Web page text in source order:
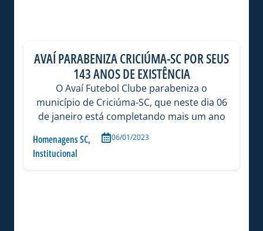
AVAÍ PARABENIZA CRICIÚMA-SC POR SEUS
143 ANOS DE EXISTÊNCIA
O Avaí Futebol Clube parabeniza o
município de Criciúma-SC, que neste dia 06
de janeiro está completando mais um ano
Homenagens SC,
Institucional
06/01/2023